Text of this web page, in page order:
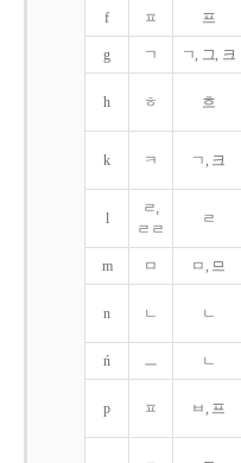
f ㅍ 프
g ㄱ ㄱ, 그, 크
h ㅎ 흐
k ㅋ ㄱ, 크
l
ㄹ,
ㄹㄹ
ㄹ
m ㅁ ㅁ, 므
n ㄴ ㄴ
ń ㅡ ㄴ
p ㅍ ㅂ, 프